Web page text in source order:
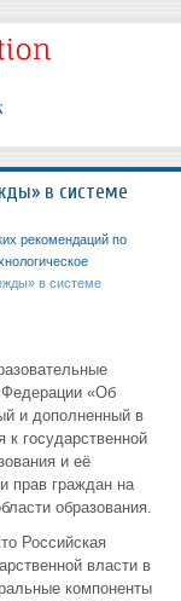
в системе
рекомендаций по
в системе
Федерации «Об
и дополненный в
к государственной
и её
прав граждан на
образования.
Российская
власти в
компоненты